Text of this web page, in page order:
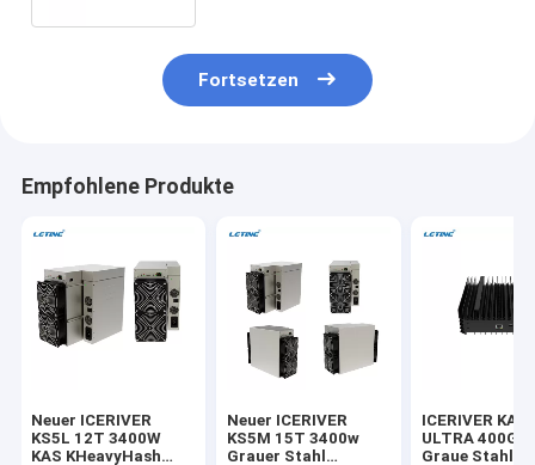
Fortsetzen
Empfohlene Produkte
Neuer ICERIVER
KS5L 12T 3400W
KAS KHeavyHash
Neuer ICERIVER
KS5M 15T 3400w
Grauer Stahl
ICERIVER KAS
ULTRA 400G
Graue Stahl